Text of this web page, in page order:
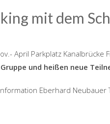
mit dem
April Parkplatz Kanalbrücke
und heißen neue
Eberhard Neubauer